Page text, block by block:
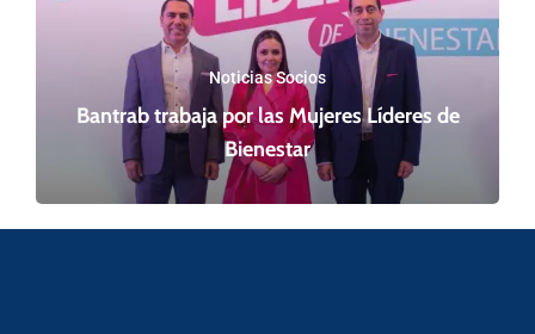
Noticias Socios
Bantrab trabaja por las Mujeres Líderes de
Bienestar